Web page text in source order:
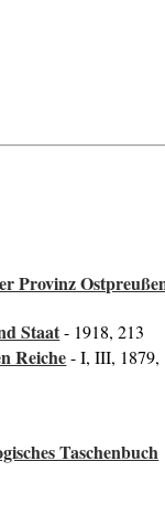
Provinz
Staat- 1918, 213
Reiche- I, III, 1879,
Taschenbuch